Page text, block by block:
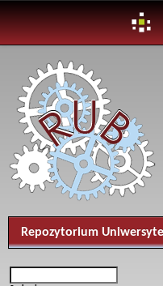
navigation
Repozytorium